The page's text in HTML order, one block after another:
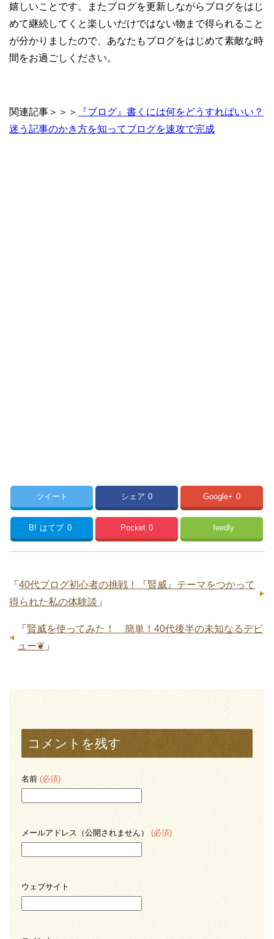
嬉しいことです。またブログを更新しながらブログをはじ
めて継続してくと楽しいだけではない物まで得られること
が分かりましたので、あなたもブログをはじめて素敵な時
間をお過ごしください。
関連記事＞＞＞
『ブログ』書くには何をどうすればいい？
迷う記事のかき方を知ってブログを速攻で完成
ツイート シェア 0 Google+ 0
B! はてブ 0 Pocket 0 feedly
「 40代ブログ初心者の挑戦！『賢威』テーマをつかって
得られた私の体験談 」
「 賢威を使ってみた！ 簡単！40代後半の未知なるデビ
ュー❦ 」
コメントを残す
名前 (必須)
メールアドレス（公開されません） (必須)
ウェブサイト